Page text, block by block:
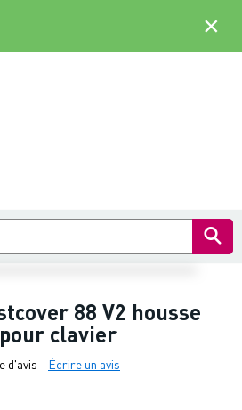
88 V2 housse
clavier
d'avis Écrire un avis
×